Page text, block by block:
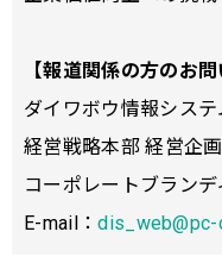
【報道関係の方のお問
ダイワボウ情報シス
経営戦略本部 経営企
コーポレートブランデ
E-mail：dis_web@pc-